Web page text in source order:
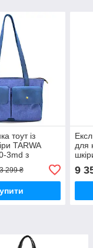
тоут із
TARWA
3md з
299 ₴
для
9